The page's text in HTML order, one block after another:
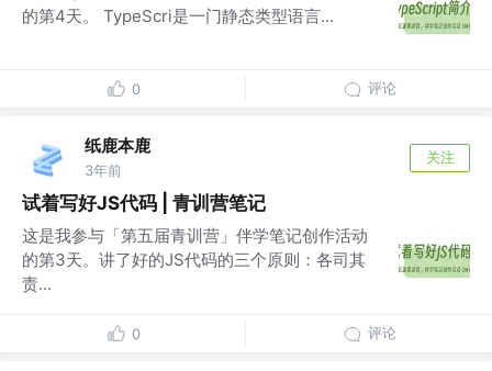
的第4天。 TypeScri是一门静态类型语言...
0 评论
纸鹿本鹿
3年前
关注
试着写好JS代码 | 青训营笔记
这是我参与「第五届青训营」伴学笔记创作活动
的第3天。讲了好的JS代码的三个原则：各司其
责...
0 评论